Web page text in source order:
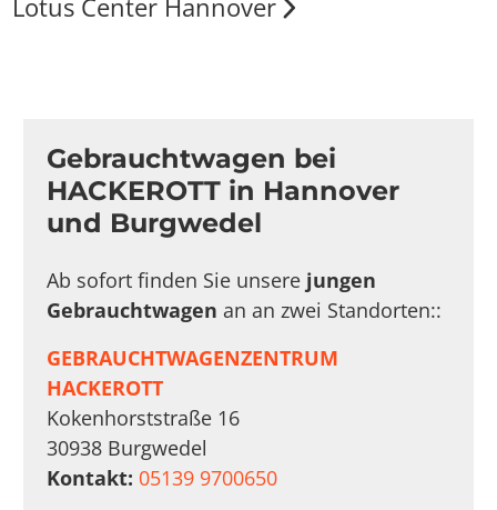
Lotus Center Hannover
Gebrauchtwagen bei
HACKEROTT in Hannover
und Burgwedel
Ab sofort finden Sie unsere jungen
Gebrauchtwagen an an zwei Standorten::
GEBRAUCHTWAGENZENTRUM
HACKEROTT
Kokenhorststraße 16
30938 Burgwedel
Kontakt: 05139 9700650